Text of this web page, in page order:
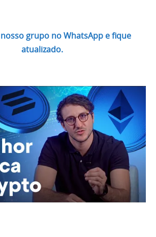
grupo no WhatsApp e fique
atualizado.